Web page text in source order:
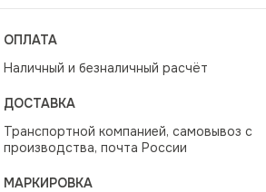
ОПЛАТА
Наличный и безналичный расчёт
ДОСТАВКА
Транспортной компанией, самовывоз с
производства, почта России
МАРКИРОВКА